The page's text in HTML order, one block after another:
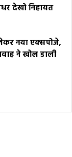
देखो निहायत
नया एक्सपोजे,
ने खोल डाली